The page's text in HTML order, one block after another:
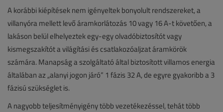
A korábbi kiépítések nem igényeltek bonyolult rendszereket, a
villanyóra mellett levő áramkorlátozás 10 vagy 16 A-t követően, a
lakáson belül elhelyeztek egy-egy olvadóbiztosítót vagy
kismegszakítót a világítási és csatlakozóaljzat áramkörök
számára. Manapság a szolgáltató által biztosított villamos energia
általában az „alanyi jogon járó” 1 fázis 32 A, de egyre gyakoribb a 3
fázisú szükséglet is.
A nagyobb teljesítményigény több vezetékezéssel, tehát több